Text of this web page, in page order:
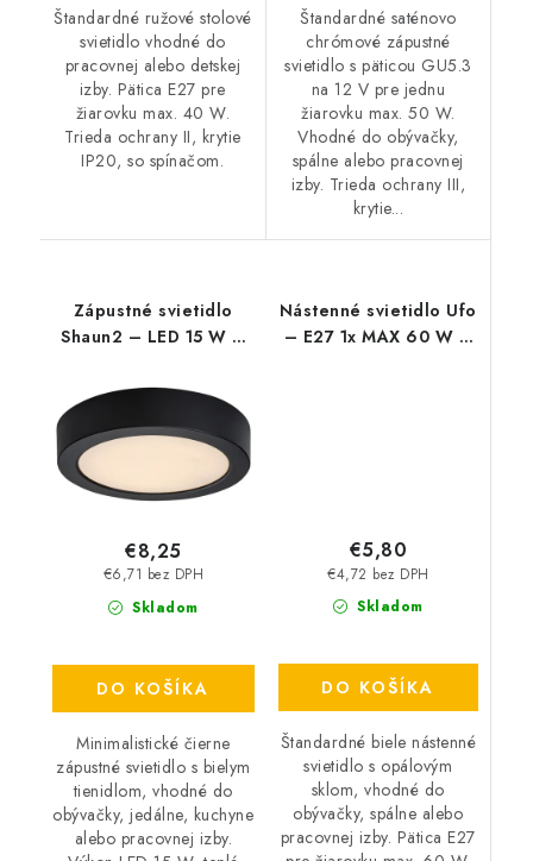
Štandardné ružové stolové
svietidlo vhodné do
pracovnej alebo detskej
izby. Pätica E27 pre
žiarovku max. 40 W.
Trieda ochrany II, krytie
IP20, so spínačom.
Štandardné saténovo
chrómové zápustné
svietidlo s päticou GU5.3
na 12 V pre jednu
žiarovku max. 50 W.
Vhodné do obývačky,
spálne alebo pracovnej
izby. Trieda ochrany III,
krytie...
Zápustné svietidlo
Shaun2 – LED 15 W –
Skladom
€6,71 bez DPH
€8,25
DO KOŠÍKA
Minimalistické čierne
zápustné svietidlo s bielym
tienidlom, vhodné do
obývačky, jedálne, kuchyne
alebo pracovnej izby.
Nástenné svietidlo Ufo
– E27 1x MAX 60 W –
Skladom
€4,72 bez DPH
€5,80
DO KOŠÍKA
Štandardné biele nástenné
svietidlo s opálovým
sklom, vhodné do
obývačky, spálne alebo
pracovnej izby. Pätica E27